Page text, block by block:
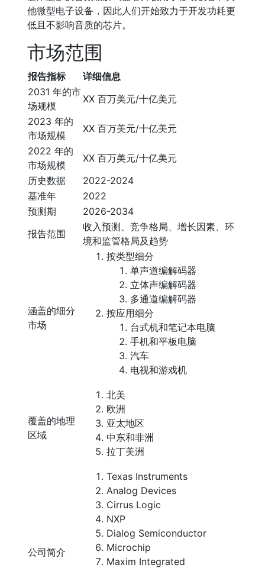
他微型电子设备，因此人们开始致力于开发功耗更
低且不影响音质的芯片。
市场范围
报告指标
详细信息
2031 年的市
场规模
XX 百万美元/十亿美元
2023 年的
市场规模
XX 百万美元/十亿美元
2022 年的
市场规模
XX 百万美元/十亿美元
历史数据
2022-2024
基准年
2022
预测期
2026-2034
报告范围
收入预测、竞争格局、增长因素、环
境和监管格局及趋势
涵盖的细分
市场
按类型细分
单声道编解码器
立体声编解码器
多通道编解码器
按应用细分
台式机和笔记本电脑
手机和平板电脑
汽车
电视和游戏机
覆盖的地理
区域
北美
欧洲
亚太地区
中东和非洲
拉丁美洲
公司简介
Texas Instruments
Analog Devices
Cirrus Logic
NXP
Dialog Semiconductor
Microchip
Maxim Integrated